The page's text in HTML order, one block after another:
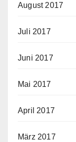
August 2017
Juli 2017
Juni 2017
Mai 2017
April 2017
März 2017